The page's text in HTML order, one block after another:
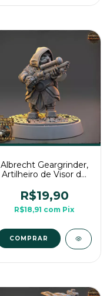
Albrecht Geargrinder,
Artilheiro de Visor de
Miniatura 3D Médio
Para Rpg de Mesa
R$19,90
R$18,91 com Pix
COMPRAR